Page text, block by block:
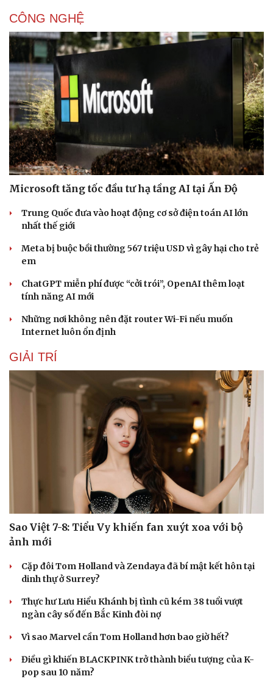
Thể thao
Bóng đá
Lịch thi đấu bóng đá
Thế giới thể thao
eSports
Hậu trường
Ô tô - Xe máy
Tư vấn
Doanh nghiệp
Thông tin doanh nghiệp
Doanh nghiệp 24h
Vì cộng đồng
Công nghệ
Sành điệu
Tin Công nghệ
Chuyển đổi số
CÔNG NGHỆ
Microsoft tăng tốc đầu tư hạ tầng AI tại Ấn Độ
Trung Quốc đưa vào hoạt động cơ sở điện toán AI lớn
nhất thế giới
Meta bị buộc bồi thường 567 triệu USD vì gây hại cho trẻ
em
ChatGPT miễn phí được “cởi trói”, OpenAI thêm loạt
tính năng AI mới
Những nơi không nên đặt router Wi-Fi nếu muốn
Internet luôn ổn định
GIẢI TRÍ
Sao Việt 7-8: Tiểu Vy khiến fan xuýt xoa với bộ
ảnh mới
Cặp đôi Tom Holland và Zendaya đã bí mật kết hôn tại
dinh thự ở Surrey?
Thực hư Lưu Hiểu Khánh bị tình cũ kém 38 tuổi vượt
ngàn cây số đến Bắc Kinh đòi nợ
Vì sao Marvel cần Tom Holland hơn bao giờ hết?
Điều gì khiến BLACKPINK trở thành biểu tượng của K-
pop sau 10 năm?